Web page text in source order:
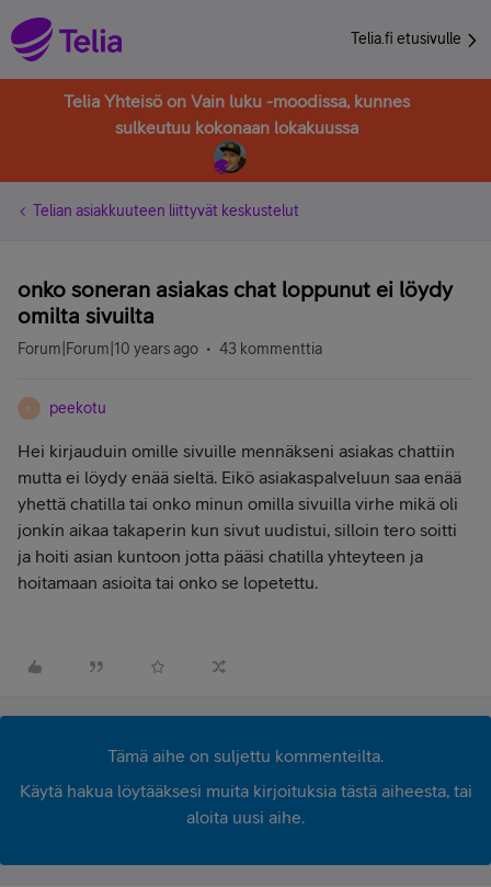
Telia.fi etusivulle
Telia Yhteisö on Vain luku -moodissa, kunnes
sulkeutuu kokonaan lokakuussa
Telian asiakkuuteen liittyvät keskustelut
onko soneran asiakas chat loppunut ei löydy
omilta sivuilta
Forum|Forum|10 years ago 43 kommenttia
P peekotu
Hei kirjauduin omille sivuille mennäkseni asiakas chattiin
mutta ei löydy enää sieltä. Eikö asiakaspalveluun saa enää
yhettä chatilla tai onko minun omilla sivuilla virhe mikä oli
jonkin aikaa takaperin kun sivut uudistui, silloin tero soitti
ja hoiti asian kuntoon jotta pääsi chatilla yhteyteen ja
hoitamaan asioita tai onko se lopetettu.
Tämä aihe on suljettu kommenteilta.
Käytä hakua löytääksesi muita kirjoituksia tästä aiheesta, tai
aloita uusi aihe.